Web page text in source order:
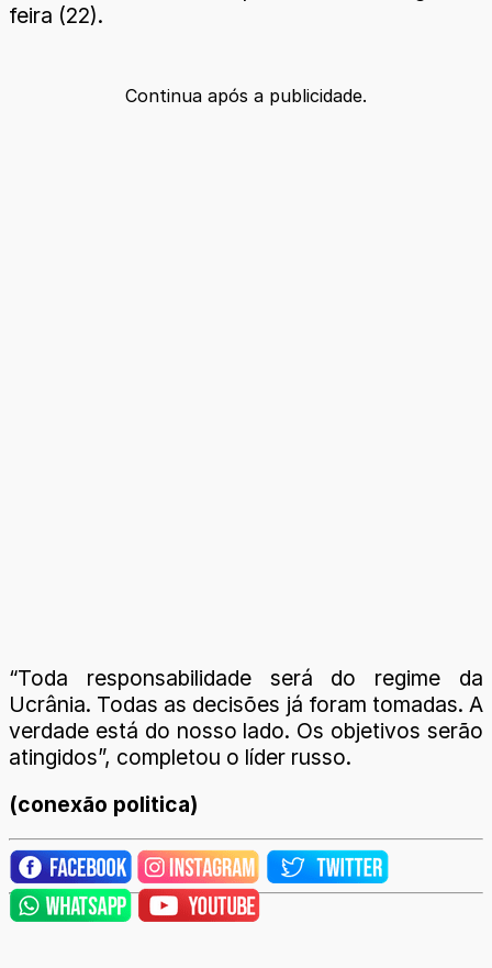
feira (22).
Continua após a publicidade.
“Toda responsabilidade será do regime da
Ucrânia. Todas as decisões já foram tomadas. A
verdade está do nosso lado. Os objetivos serão
atingidos”, completou o líder russo.
(conexão politica)